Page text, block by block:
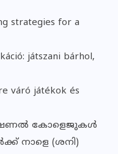
strategies for a
játszani bárhol,
váró játékok és
കോളെജുകൾ
നാളെ (ശനി)